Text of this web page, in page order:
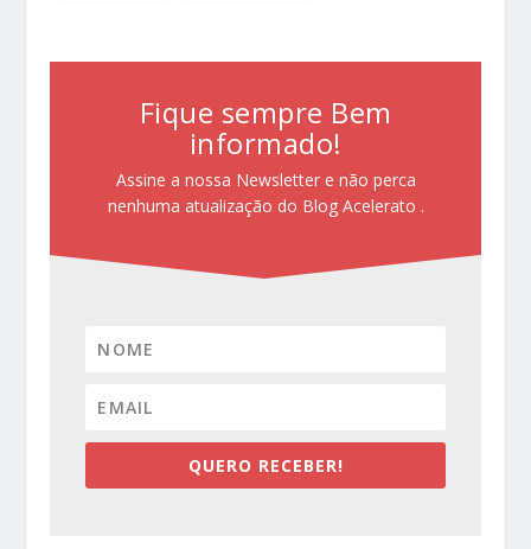
Fique sempre Bem
informado!
Assine a nossa Newsletter e não perca
nenhuma atualização do Blog Acelerato .
QUERO RECEBER!